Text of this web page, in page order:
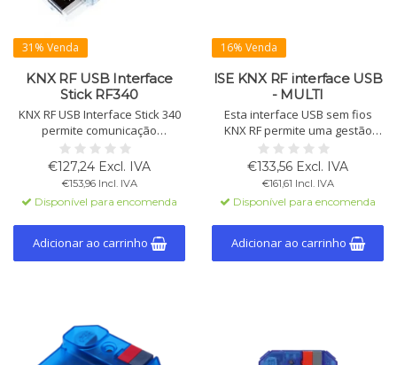
31% Venda
KNX RF USB Interface
Stick RF340
KNX RF USB Interface Stick 340
permite comunicação
bidirecional entre PC/laptop e
rede KNX RF. Compatível com
ETS 5+, suporta programação
KNX Secure e protocolo cEMI.
SDK disponível.
€127,24 Excl. IVA
€153,96 Incl. IVA
Disponível para encomenda
Adicionar ao carrinho
16% Venda
ISE KNX RF interface USB
- MULTI
Esta interface USB sem fios
KNX RF permite uma gestão
fácil de instalações KNX. Ideal
para a comissionamento e
diagnóstico através do ETS,
compatível com KNX RF Multi e
Ready.
€133,56 Excl. IVA
€161,61 Incl. IVA
Disponível para encomenda
Adicionar ao carrinho